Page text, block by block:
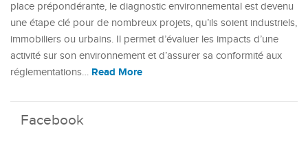
place prépondérante, le diagnostic environnemental est devenu
une étape clé pour de nombreux projets, qu’ils soient industriels,
immobiliers ou urbains. Il permet d’évaluer les impacts d’une
activité sur son environnement et d’assurer sa conformité aux
réglementations… Read More
Facebook